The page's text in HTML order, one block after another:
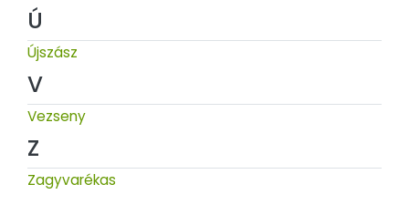
Ú
Újszász
V
Vezseny
Z
Zagyvarékas